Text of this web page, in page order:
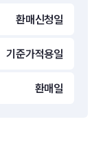
환매신청일
기준가적용일
환매일